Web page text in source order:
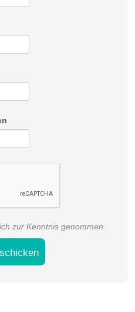
lassen.
zur Kenntnis genommen.